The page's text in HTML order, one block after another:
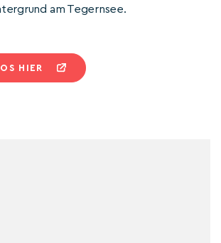
am Tegernsee.
HIER